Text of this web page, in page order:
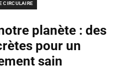
CIRCULAIRE
planète : des
pour un
sain